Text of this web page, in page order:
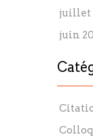
juillet
juin